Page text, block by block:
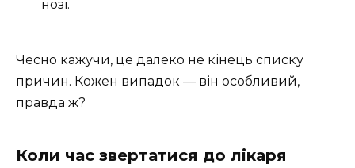
нозі.
Чесно кажучи, це далеко не кінець списку
причин. Кожен випадок — він особливий,
правда ж?
Коли час звертатися до лікаря